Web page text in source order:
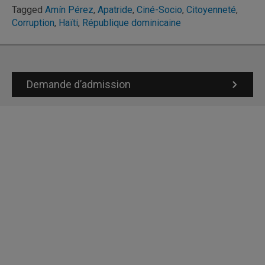
Tagged Amín Pérez, Apatride, Ciné-Socio, Citoyenneté,
Corruption, Haïti, République dominicaine
Demande d’admission